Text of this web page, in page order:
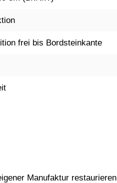
frei bis Bordsteinkante
Manufaktur restaurieren